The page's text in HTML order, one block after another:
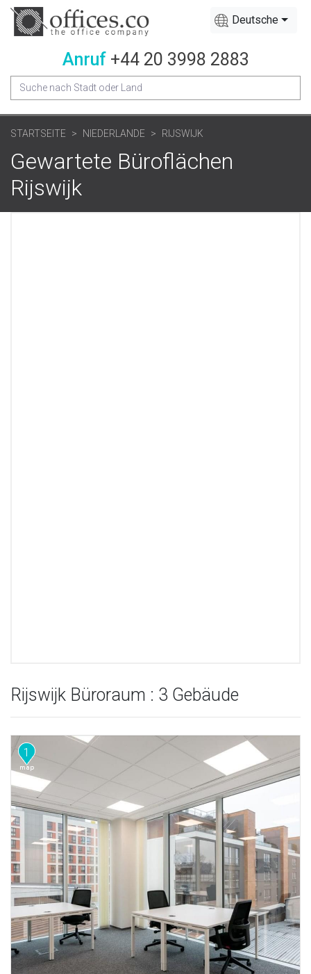
Deutsche
Anruf +44 20 3998 2883
STARTSEITE NIEDERLANDE RIJSWIJK
Gewartete Büroflächen
Rijswijk
Rijswijk Büroraum : 3 Gebäude
1